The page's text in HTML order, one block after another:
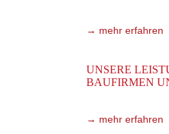
→ mehr erfahren
UNSERE
BAUFIRMEN
→ mehr erfahren